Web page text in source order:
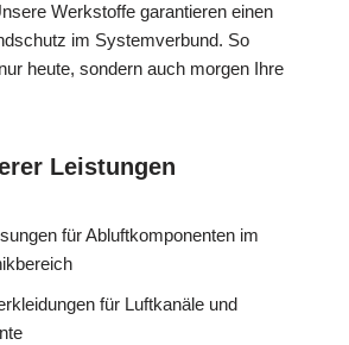
Werkstoffe garantieren einen
im Systemverbund. So
heute, sondern auch morgen Ihre
Leistungen
für Abluftkomponenten im
für Luftkanäle und